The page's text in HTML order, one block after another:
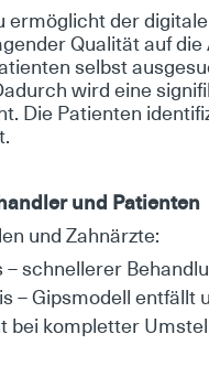
er­mög­licht der
Qua­li­tät auf
selbst
wird ei­ne
Die Pa­ti­en­ten
und Pa­ti­en­ten
und Zahn­ärz­te:
schnel­le­rer
– Gips­mo­dell ent­fällt
bei kom­plet­ter